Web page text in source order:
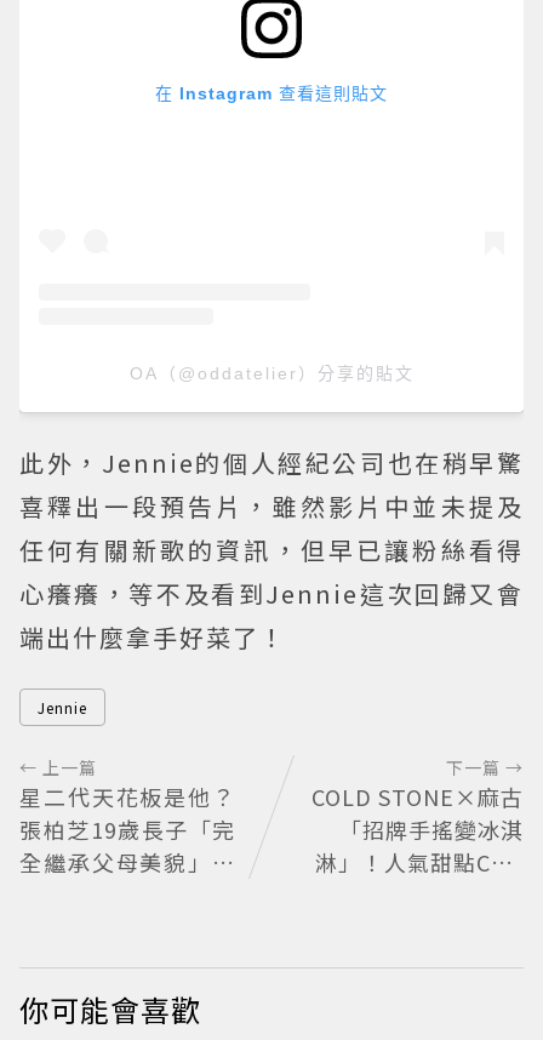
在 Instagram 查看這則貼文
OA（@oddatelier）分享的貼文
此外，Jennie的個人經紀公司也在稍早驚
喜釋出一段預告片，雖然影片中並未提及
任何有關新歌的資訊，但早已讓粉絲看得
心癢癢，等不及看到Jennie這次回歸又會
端出什麼拿手好菜了！
Jennie
← 上一篇
星二代天花板是他？
張柏芝19歲長子「完
全繼承父母美貌」變
下一篇 →
COLD STONE×麻古
「招牌手搖變冰淇
淋」！人氣甜點Chiz
你可能會喜歡